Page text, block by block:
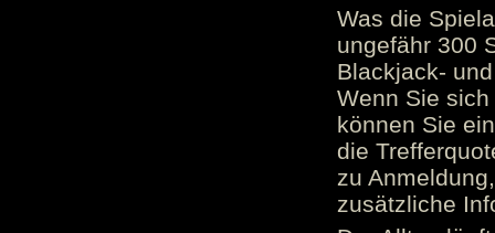
Was die
ungefähr 300
Blackjack-
Wenn Sie
können Sie
die
zu
zusätzliche